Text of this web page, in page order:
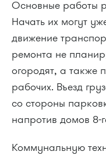
Основные работы
Начать их могут
движение
ремонта не
огородят, а также
рабочих. Въезд
со стороны
напротив домов
Коммунальную